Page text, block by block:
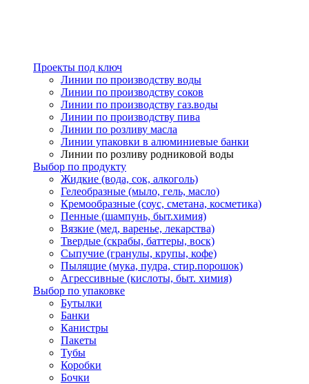
Проекты под ключ
Линии по производству воды
Линии по производству соков
Линии по производству газ.воды
Линии по производству пива
Линии по розливу масла
Линии упаковки в алюминиевые банки
Линии по розливу родниковой воды
Выбор по продукту
Жидкие (вода, сок, алкоголь)
Гелеобразные (мыло, гель, масло)
Кремообразные (соус, сметана, косметика)
Пенные (шампунь, быт.химия)
Вязкие (мед, варенье, лекарства)
Твердые (скрабы, баттеры, воск)
Сыпучие (гранулы, крупы, кофе)
Пылящие (мука, пудра, стир.порошок)
Агрессивные (кислоты, быт. химия)
Выбор по упаковке
Бутылки
Банки
Канистры
Пакеты
Тубы
Коробки
Бочки